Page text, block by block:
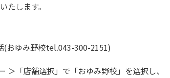
します。
(おゆみ野校tel.043-300-2151)
「店舗選択」で「おゆみ野校」を選択し、